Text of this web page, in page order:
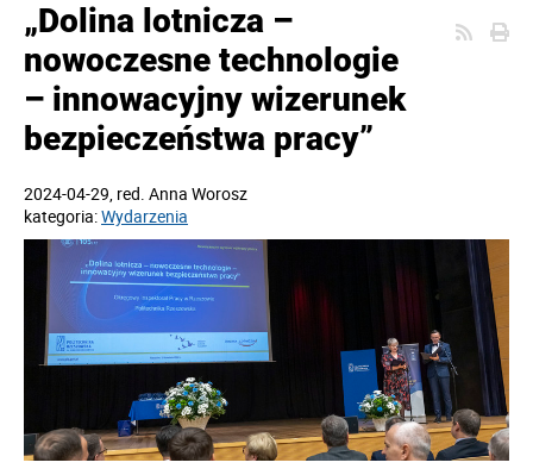
„Dolina lotnicza –
nowoczesne technologie
– innowacyjny wizerunek
bezpieczeństwa pracy”
2024-04-29, red. Anna Worosz
kategoria:Wydarzenia